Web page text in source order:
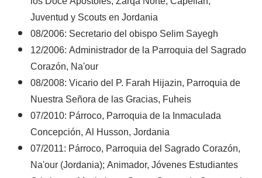
Juventud y Scouts en Jordania
08/2006: Secretario del obispo Selim Sayegh
12/2006: Administrador de la Parroquia del Sagrado
Corazón, Na'our
08/2008: Vicario del P. Farah Hijazin, Parroquia de
Nuestra Señora de las Gracias, Fuheis
07/2010: Párroco, Parroquia de la Inmaculada
Concepción, Al Husson, Jordania
07/2011: Párroco, Parroquia del Sagrado Corazón,
Na'our (Jordania); Animador, Jóvenes Estudiantes